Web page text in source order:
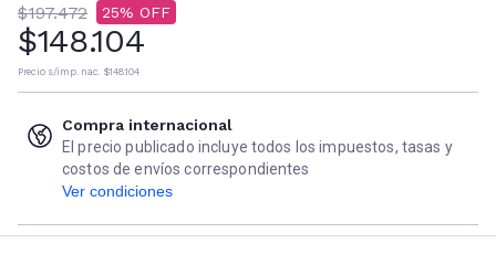
$197.472 25
$148.104
Precio s/imp. nac. $148.104
Compra internacional
El precio publicado incluye todos los impuestos, tasas y
costos de envíos correspondientes
Ver condiciones